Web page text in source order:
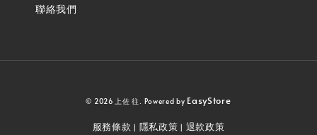
聯絡我們
© 2026 上佐 往. Powered by EasyStore
服務條款 | 隱私政策 | 退款政策